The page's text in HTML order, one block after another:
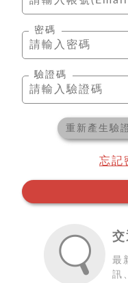
交
最
訊
密碼
驗證碼
重新產生驗
忘記